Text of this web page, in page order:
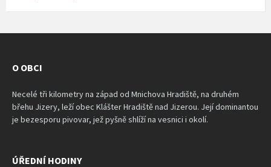
O OBCI
Necelé tři kilometry na západ od Mnichova Hradiště, na druhém
břehu Jizery, leží obec Klášter Hradiště nad Jizerou. Její dominantou
je bezesporu pivovar, jež pyšně shlíží na vesnici i okolí.
ÚŘEDNÍ HODINY